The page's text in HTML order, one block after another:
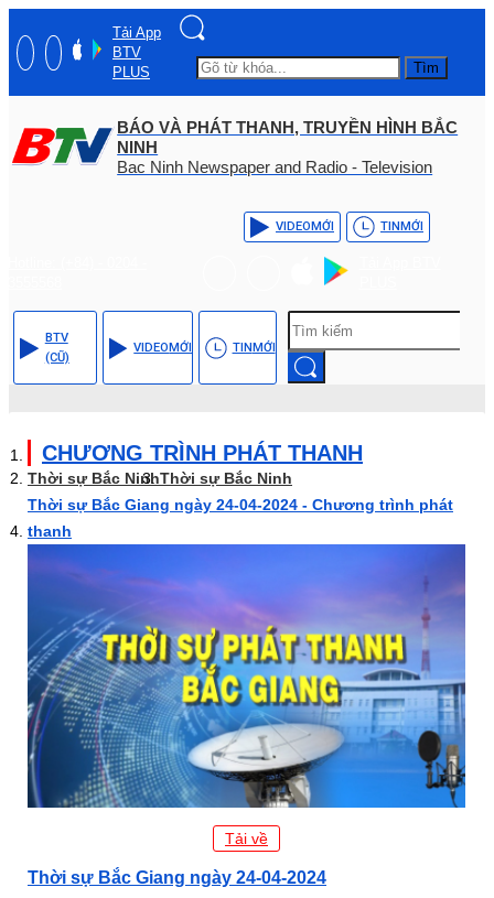
Tải App
BTV
PLUS
Tìm
BÁO VÀ PHÁT THANH, TRUYỀN HÌNH BẮC
NINH
Bac Ninh Newspaper and Radio - Television
VIDEOMỚI TINMỚI
BTV
(CŨ)
VIDEOMỚI TINMỚI
CHƯƠNG TRÌNH PHÁT THANH
Thời sự Bắc NinhThời sự Bắc Ninh
Thời sự Bắc Giang ngày 24-04-2024 - Chương trình phát
thanh
Tải về
Thời sự Bắc Giang ngày 24-04-2024